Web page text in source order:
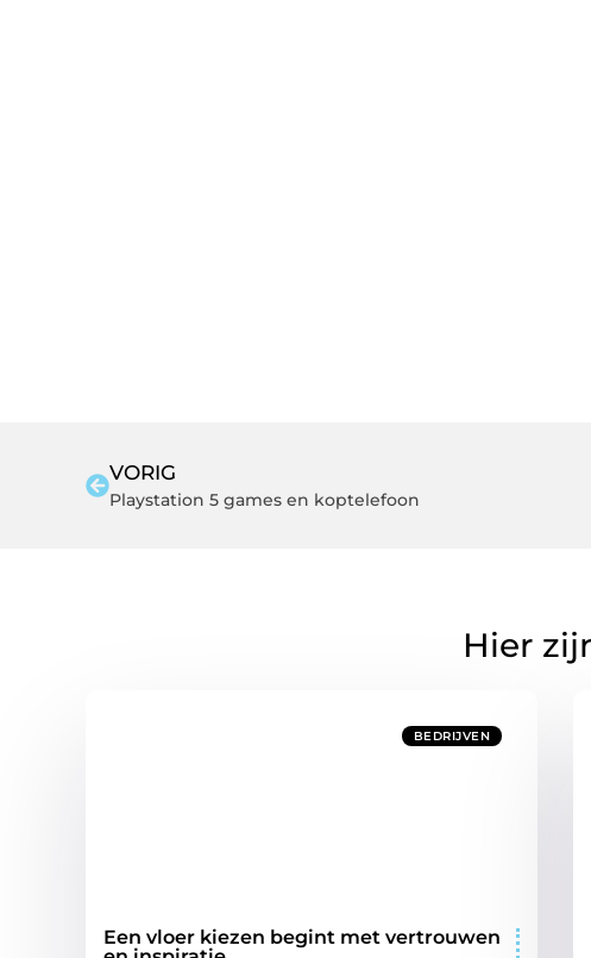
VORIG
Playstation 5 games en koptelefoon
Hier
BEDRIJVEN
Een vloer kiezen begint met vertrouwen